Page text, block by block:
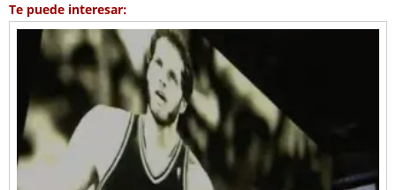
Te puede interesar: